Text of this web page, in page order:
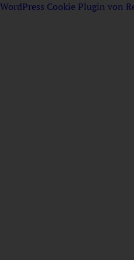
WordPress Cookie Plugin von